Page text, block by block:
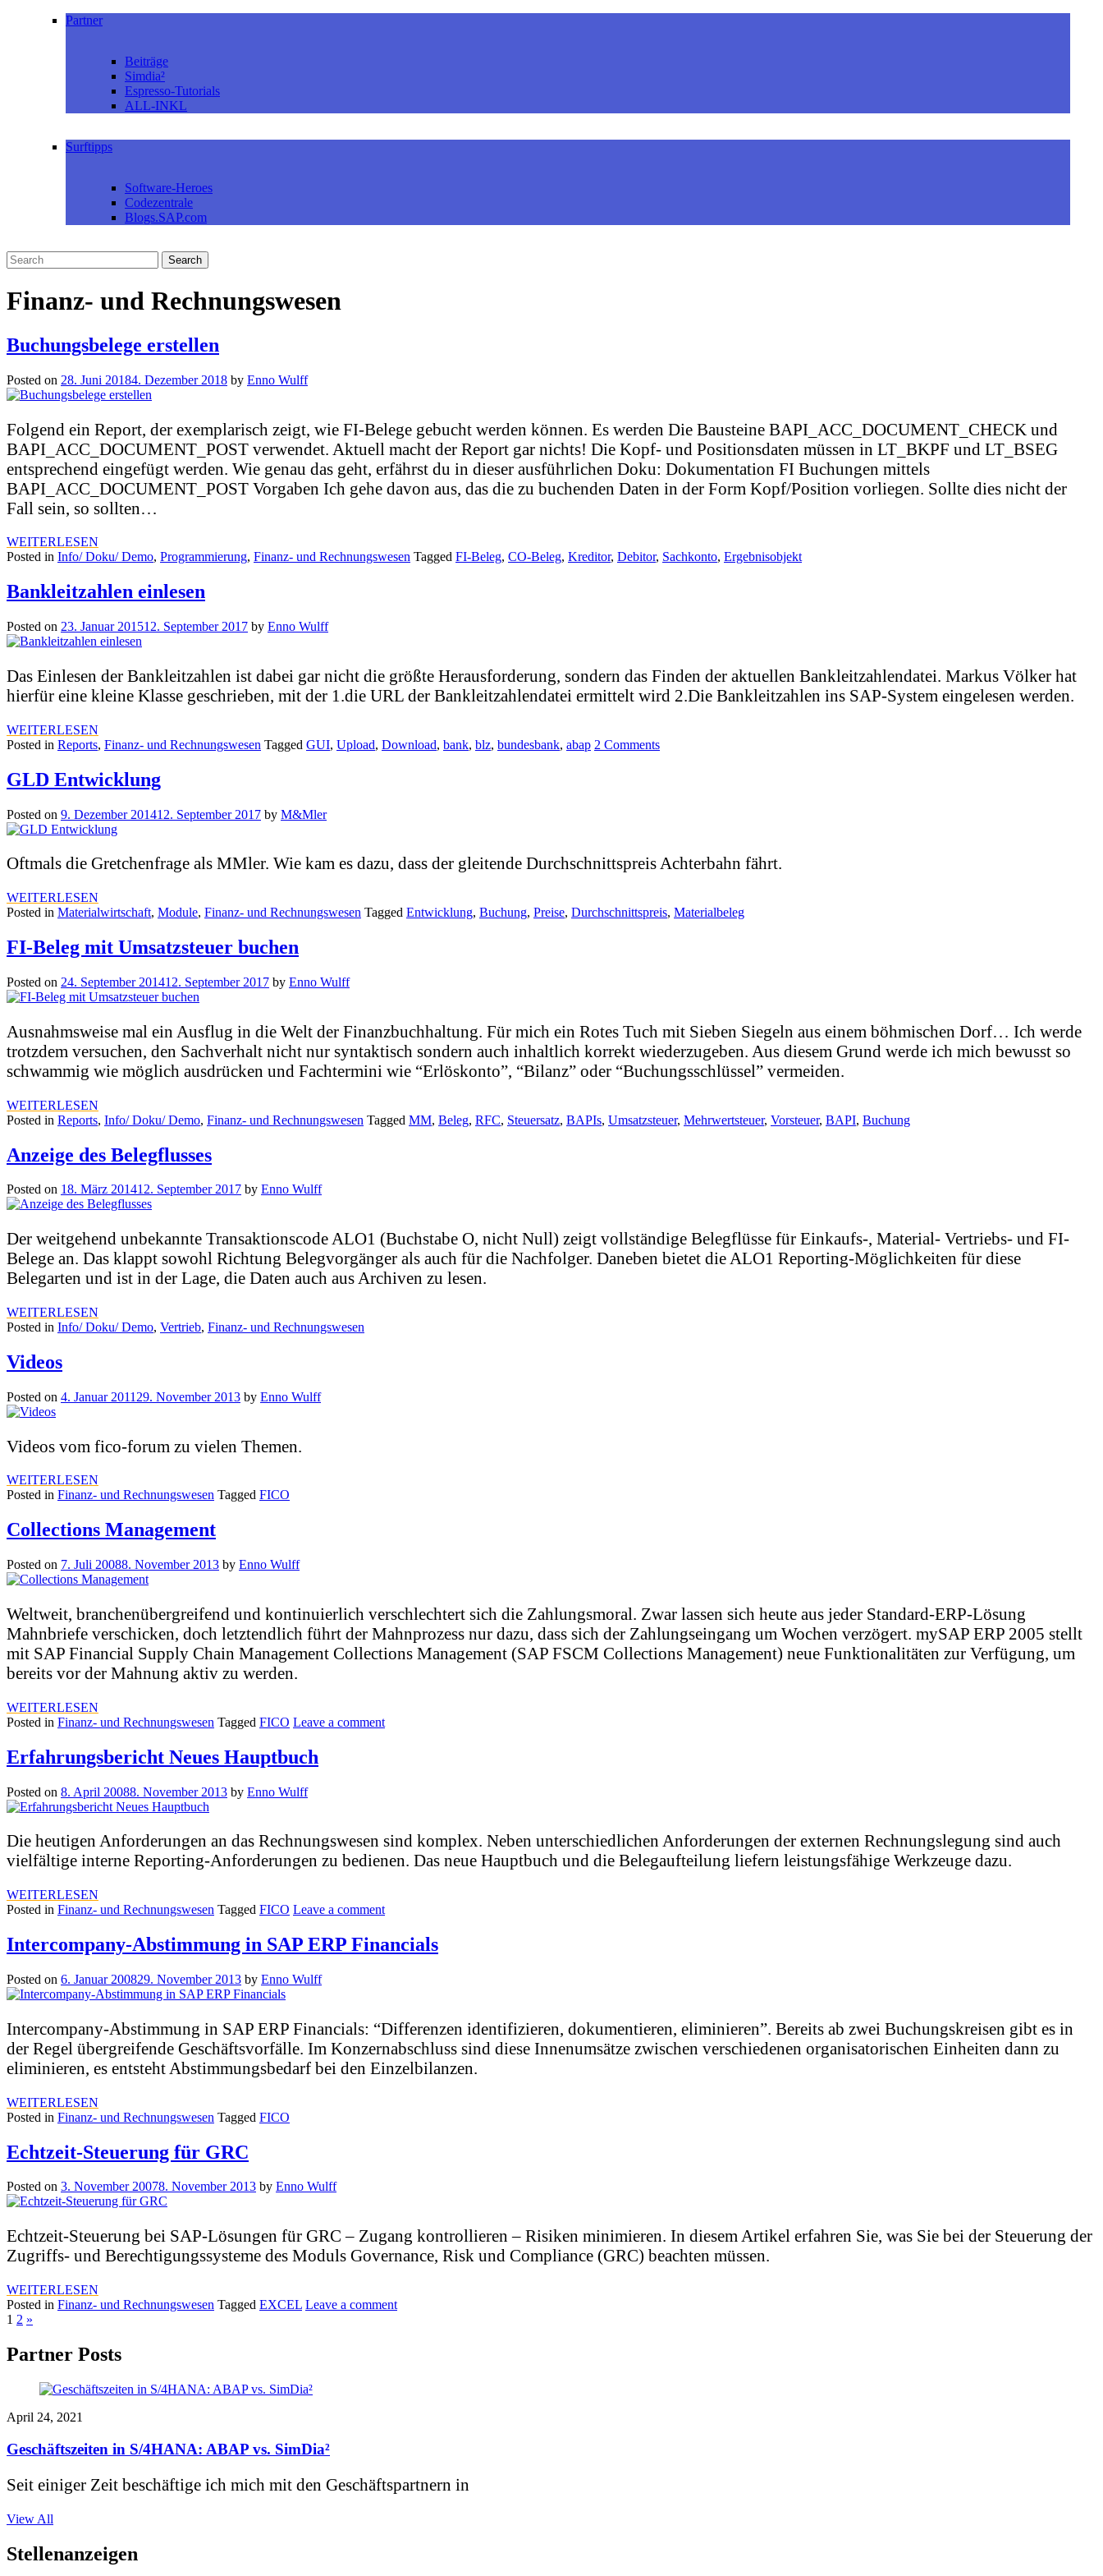
Partner
Beiträge
Simdia²
Espresso-Tutorials
ALL-INKL
Surftipps
Software-Heroes
Codezentrale
Blogs.SAP.com
Finanz- und Rechnungswesen
Buchungsbelege erstellen
Posted on 28. Juni 20184. Dezember 2018 by Enno Wulff
Folgend ein Report, der exemplarisch zeigt, wie FI-Belege gebucht werden können. Es werden Die Bausteine BAPI_ACC_DOCUMENT_CHECK und
BAPI_ACC_DOCUMENT_POST verwendet. Aktuell macht der Report gar nichts! Die Kopf- und Positionsdaten müssen in LT_BKPF und LT_BSEG
entsprechend eingefügt werden. Wie genau das geht, erfährst du in dieser ausführlichen Doku: Dokumentation FI Buchungen mittels
BAPI_ACC_DOCUMENT_POST Vorgaben Ich gehe davon aus, das die zu buchenden Daten in der Form Kopf/Position vorliegen. Sollte dies nicht der
Fall sein, so sollten…
WEITERLESEN
Posted in Info/ Doku/ Demo, Programmierung, Finanz- und Rechnungswesen Tagged FI-Beleg, CO-Beleg, Kreditor, Debitor, Sachkonto, Ergebnisobjekt
Bankleitzahlen einlesen
Posted on 23. Januar 201512. September 2017 by Enno Wulff
Das Einlesen der Bankleitzahlen ist dabei gar nicht die größte Herausforderung, sondern das Finden der aktuellen Bankleitzahlendatei. Markus Völker hat
hierfür eine kleine Klasse geschrieben, mit der 1.die URL der Bankleitzahlendatei ermittelt wird 2.Die Bankleitzahlen ins SAP-System eingelesen werden.
WEITERLESEN
Posted in Reports, Finanz- und Rechnungswesen Tagged GUI, Upload, Download, bank, blz, bundesbank, abap 2 Comments
GLD Entwicklung
Posted on 9. Dezember 201412. September 2017 by M&Mler
Oftmals die Gretchenfrage als MMler. Wie kam es dazu, dass der gleitende Durchschnittspreis Achterbahn fährt.
WEITERLESEN
Posted in Materialwirtschaft, Module, Finanz- und Rechnungswesen Tagged Entwicklung, Buchung, Preise, Durchschnittspreis, Materialbeleg
FI-Beleg mit Umsatzsteuer buchen
Posted on 24. September 201412. September 2017 by Enno Wulff
Ausnahmsweise mal ein Ausflug in die Welt der Finanzbuchhaltung. Für mich ein Rotes Tuch mit Sieben Siegeln aus einem böhmischen Dorf… Ich werde
trotzdem versuchen, den Sachverhalt nicht nur syntaktisch sondern auch inhaltlich korrekt wiederzugeben. Aus diesem Grund werde ich mich bewusst so
schwammig wie möglich ausdrücken und Fachtermini wie “Erlöskonto”, “Bilanz” oder “Buchungsschlüssel” vermeiden.
WEITERLESEN
Posted in Reports, Info/ Doku/ Demo, Finanz- und Rechnungswesen Tagged MM, Beleg, RFC, Steuersatz, BAPIs, Umsatzsteuer, Mehrwertsteuer, Vorsteuer, BAPI, Buchung
Anzeige des Belegflusses
Posted on 18. März 201412. September 2017 by Enno Wulff
Der weitgehend unbekannte Transaktionscode ALO1 (Buchstabe O, nicht Null) zeigt vollständige Belegflüsse für Einkaufs-, Material- Vertriebs- und FI-
Belege an. Das klappt sowohl Richtung Belegvorgänger als auch für die Nachfolger. Daneben bietet die ALO1 Reporting-Möglichkeiten für diese
Belegarten und ist in der Lage, die Daten auch aus Archiven zu lesen.
WEITERLESEN
Posted in Info/ Doku/ Demo, Vertrieb, Finanz- und Rechnungswesen
Videos
Posted on 4. Januar 2011 29. November 2013 by Enno Wulff
Videos vom fico-forum zu vielen Themen.
WEITERLESEN
Posted in Finanz- und Rechnungswesen Tagged FICO
Collections Management
Posted on 7. Juli 20088. November 2013 by Enno Wulff
Weltweit, branchenübergreifend und kontinuierlich verschlechtert sich die Zahlungsmoral. Zwar lassen sich heute aus jeder Standard-ERP-Lösung
Mahnbriefe verschicken, doch letztendlich führt der Mahnprozess nur dazu, dass sich der Zahlungseingang um Wochen verzögert. mySAP ERP 2005 stellt
mit SAP Financial Supply Chain Management Collections Management (SAP FSCM Collections Management) neue Funktionalitäten zur Verfügung, um
bereits vor der Mahnung aktiv zu werden.
WEITERLESEN
Posted in Finanz- und Rechnungswesen Tagged FICO Leave a comment
Erfahrungsbericht Neues Hauptbuch
Posted on 8. April 20088. November 2013 by Enno Wulff
Die heutigen Anforderungen an das Rechnungswesen sind komplex. Neben unterschiedlichen Anforderungen der externen Rechnungslegung sind auch
vielfältige interne Reporting-Anforderungen zu bedienen. Das neue Hauptbuch und die Belegaufteilung liefern leistungsfähige Werkzeuge dazu.
WEITERLESEN
Posted in Finanz- und Rechnungswesen Tagged FICO Leave a comment
Intercompany-Abstimmung in SAP ERP Financials
Posted on 6. Januar 200829. November 2013 by Enno Wulff
Intercompany-Abstimmung in SAP ERP Financials: “Differenzen identifizieren, dokumentieren, eliminieren”. Bereits ab zwei Buchungskreisen gibt es in
der Regel übergreifende Geschäftsvorfälle. Im Konzernabschluss sind diese Innenumsätze zwischen verschiedenen organisatorischen Einheiten dann zu
eliminieren, es entsteht Abstimmungsbedarf bei den Einzelbilanzen.
WEITERLESEN
Posted in Finanz- und Rechnungswesen Tagged FICO
Echtzeit-Steuerung für GRC
Posted on 3. November 20078. November 2013 by Enno Wulff
Echtzeit-Steuerung bei SAP-Lösungen für GRC – Zugang kontrollieren – Risiken minimieren. In diesem Artikel erfahren Sie, was Sie bei der Steuerung der
Zugriffs- und Berechtigungssysteme des Moduls Governance, Risk und Compliance (GRC) beachten müssen.
WEITERLESEN
Posted in Finanz- und Rechnungswesen Tagged EXCEL Leave a comment
1 2 »
Partner Posts
April 24, 2021
Geschäftszeiten in S/4HANA: ABAP vs. SimDia²
Seit einiger Zeit beschäftige ich mich mit den Geschäftspartnern in
View All
Stellenanzeigen